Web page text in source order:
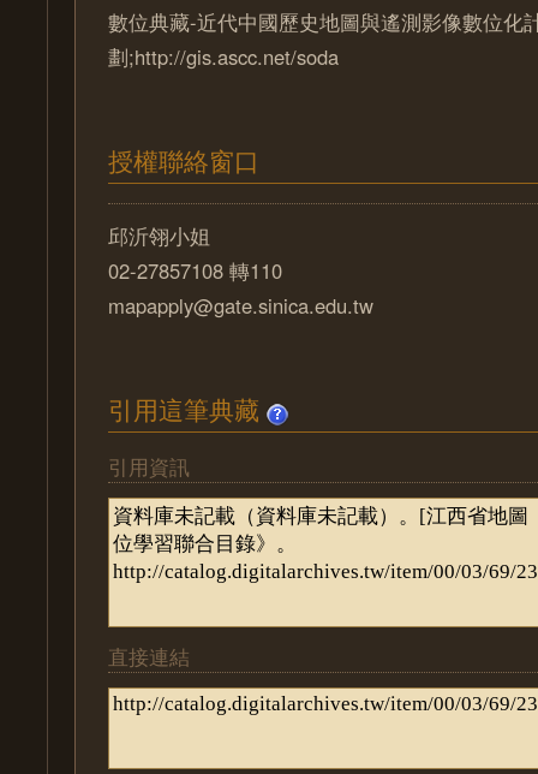
數位典藏-近代中國歷史地圖與遙測影像數位化
劃;http://gis.ascc.net/soda
授權聯絡窗口
邱沂翎小姐
02-27857108 轉110
mapapply@gate.sinica.edu.tw
引用這筆典藏
引用資訊
直接連結